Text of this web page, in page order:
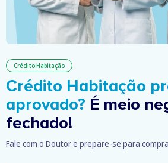
Crédito Habitação
Crédito Habitação
aprovado? É meio
fechado!
Fale com o Doutor e prepare-se para